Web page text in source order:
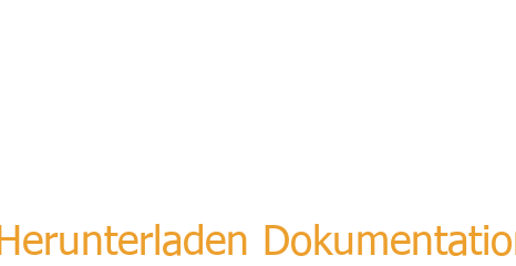
Herunterladen